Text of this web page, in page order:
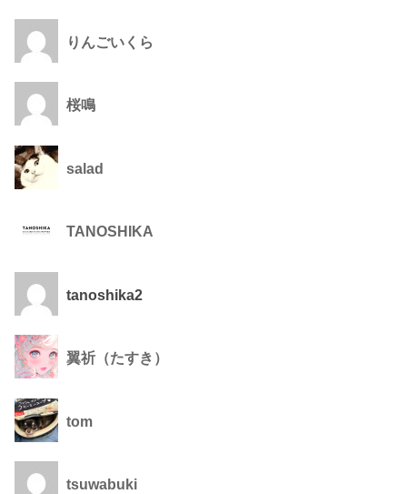
りんごいくら
桜鳴
salad
TANOSHIKA
tanoshika2
翼祈（たすき）
tom
tsuwabuki